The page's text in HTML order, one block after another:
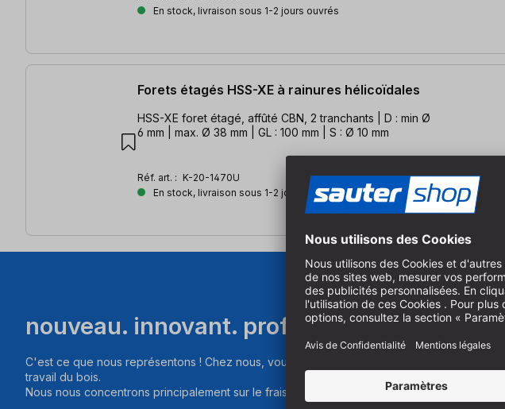
En stock, livraison sous 1-2 jours ouvrés
Forets étagés HSS-XE à rainures hélicoïdales
HSS-XE foret étagé, affûté CBN, 2 tranchants | D : min Ø
6 mm | max. Ø 38 mm | GL : 100 mm | S : Ø 10 mm
Réf. art. : K-20-1470U
En stock, livraison sous 1-2 jours ouvrés
nouveau. innovant. professionnel.
C'est ce que nous représentons ! Chez nous, vous trouverez des produits innovants pour le
travail du bois.
Nous nous concentrons principalement sur le fraisage, le sciage et le perçage.